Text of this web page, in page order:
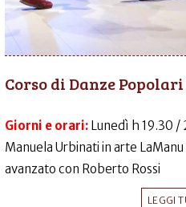
Corso di Danze Popolari
Giorni e orari: Lunedì h 19.30 /
Manuela Urbinati in arte
avanzato con Roberto Rossi
LEGGI